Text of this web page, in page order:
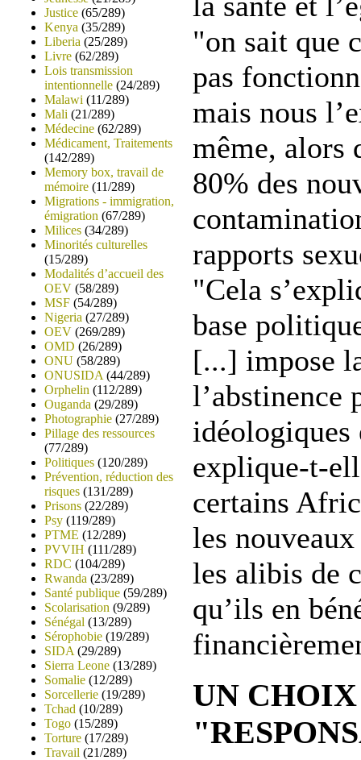
Justice (65/289)
Kenya (35/289)
Liberia (25/289)
Livre (62/289)
Lois transmission
intentionnelle (24/289)
Malawi (11/289)
Mali (21/289)
Médecine (62/289)
Médicament, Traitements
(142/289)
Memory box, travail de
mémoire (11/289)
Migrations - immigration,
émigration (67/289)
Milices (34/289)
Minorités culturelles
(15/289)
Modalités d’accueil des
OEV (58/289)
MSF (54/289)
Nigeria (27/289)
OEV (269/289)
OMD (26/289)
ONU (58/289)
ONUSIDA (44/289)
Orphelin (112/289)
Ouganda (29/289)
Photographie (27/289)
Pillage des ressources
(77/289)
Politiques (120/289)
Prévention, réduction des
risques (131/289)
Prisons (22/289)
Psy (119/289)
PTME (12/289)
PVVIH (111/289)
RDC (104/289)
Rwanda (23/289)
Santé publique (59/289)
Scolarisation (9/289)
Sénégal (13/289)
Sérophobie (19/289)
SIDA (29/289)
Sierra Leone (13/289)
Somalie (12/289)
Sorcellerie (19/289)
Tchad (10/289)
Togo (15/289)
Torture (17/289)
Travail (21/289)
"on sait que
pas
mais nous
même, alors
80% des
rapports
"Cela
base
[...] impose
l’abstinence
explique-t-
certains
les
les alibis de
qu’ils en
UN CHOIX